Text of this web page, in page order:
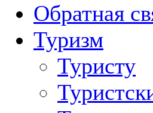
Обратная
Туризм
Туристу